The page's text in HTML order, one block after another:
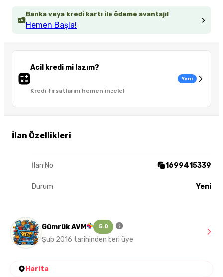
Banka veya kredi kartı ile ödeme avantajı!
Hemen Başla!
Acil kredi mi lazım?
Kredi fırsatlarını hemen incele!
Yeni
İlan Özellikleri
İlan No 1699415339
Durum Yeni
Gümrük AVM 5.0
Şub 2016 tarihinden beri üye
Harita